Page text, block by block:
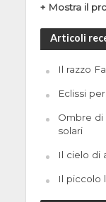
+ Mostra il
Articoli
Il razzo
Eclissi
Ombre di
solari
Il cielo di
Il piccolo